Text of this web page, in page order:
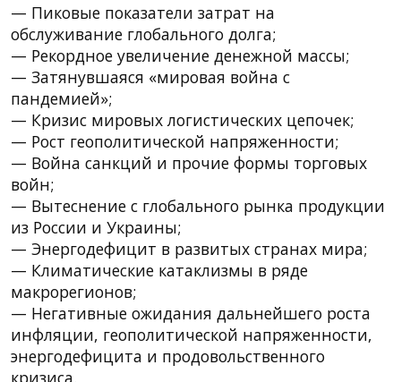
— Пиковые показатели затрат на
обслуживание глобального долга;
— Рекордное увеличение денежной массы;
— Затянувшаяся «мировая война с
пандемией»;
— Кризис мировых логистических цепочек;
— Рост геополитической напряженности;
— Война санкций и прочие формы торговых
войн;
— Вытеснение с глобального рынка продукции
из России и Украины;
— Энергодефицит в развитых странах мира;
— Климатические катаклизмы в ряде
макрорегионов;
— Негативные ожидания дальнейшего роста
инфляции, геополитической напряженности,
энергодефицита и продовольственного
кризиса.